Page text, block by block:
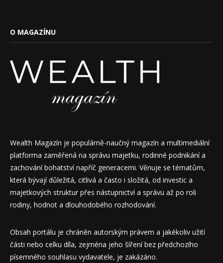
O MAGAZÍNU
Wealth Magazín je populárně-naučný magazín a multimediální
platforma zaměřená na správu majetku, rodinné podnikání a
zachování bohatství napříč generacemi. Věnuje se tématům,
která bývají důležitá, citlivá a často i složitá, od investic a
majetkových struktur přes nástupnictví a správu až po roli
rodiny, hodnot a dlouhodobého rozhodování.
Obsah portálu je chráněn autorským právem a jakékoliv užití
části nebo celku díla, zejména jeho šíření bez předchozího
písemného souhlasu vydavatele, je zakázáno.